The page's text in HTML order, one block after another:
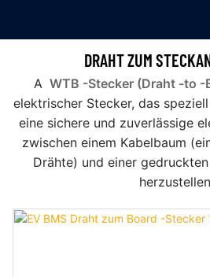
DRAHT ZUM
A WTB -Stecker (Draht -to -
elektrischer Stecker, das
eine sichere und zuverlässige
zwischen einem Kabelbaum
Drähte) und einer